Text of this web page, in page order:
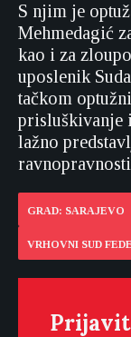
S njim je
Mehmedagić
kao i za
uposlenik
tačkom
prisluškivanje
lažno
GRAD: SARAJEVO
VRHOVNI SUD